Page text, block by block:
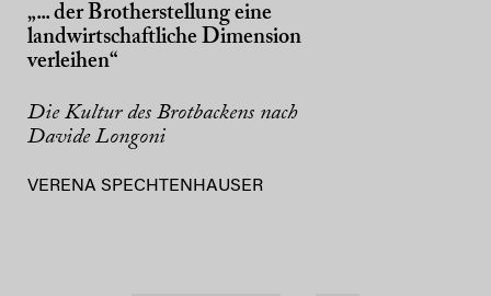
„... der Brotherstellung eine
landwirtschaftliche Dimension
verleihen“
Die Kultur des Brotbackens nach
Davide Longoni
VERENA SPECHTENHAUSER